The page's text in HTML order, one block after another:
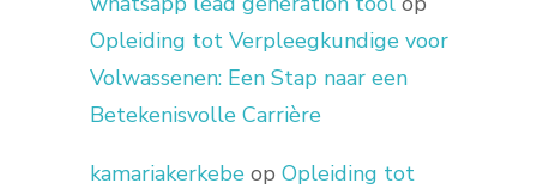
Opleiding tot Verpleegkundige voor
Volwassenen: Een Stap naar een
Betekenisvolle Carrière
kamariakerkebe op Opleiding tot